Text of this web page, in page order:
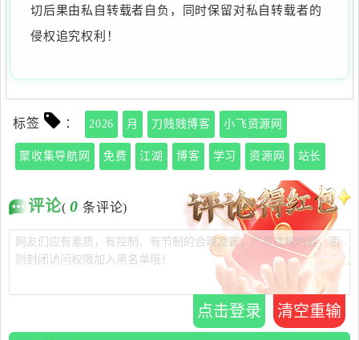
切后果由私自转载者自负，同时保留对私自转载者的
侵权追究权利！
标签 ： 2026 月 刀贱贱博客 小飞资源网
聚收集导航网 免费 江湖 博客 学习 资源网 站长
评论(0 条评论)
点击登录 清空重输